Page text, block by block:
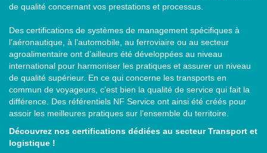
de qualité concernant vos prestations et processus.
Des certifications de systèmes de management spécifiques à
l’aéronautique, à l’automobile, au ferroviaire ou au secteur
agroalimentaire ont d’ailleurs été développées au niveau
international pour harmoniser les pratiques et assurer un niveau
de qualité supérieur. En ce qui concerne les transports en
commun de voyageurs, c’est bien la qualité de service qui fait la
différence. Des référentiels NF Service ont ainsi été créés pour
assoir les meilleures pratiques sur l’ensemble du territoire.
Découvrez nos certifications dédiées au secteur Transport et
logistique !